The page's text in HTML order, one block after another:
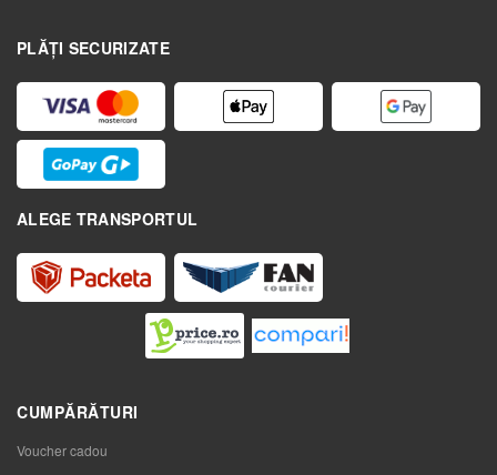
PLĂȚI SECURIZATE
ALEGE TRANSPORTUL
CUMPĂRĂTURI
Voucher cadou